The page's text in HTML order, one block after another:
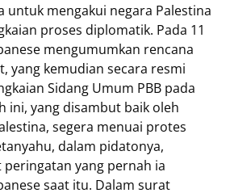
untuk mengakui negara Palestina
proses diplomatik. Pada 11
mengumumkan rencana
yang kemudian secara resmi
Sidang Umum PBB pada
ini, yang disambut baik oleh
segera menuai protes
dalam pidatonya,
yang pernah ia
saat itu. Dalam surat